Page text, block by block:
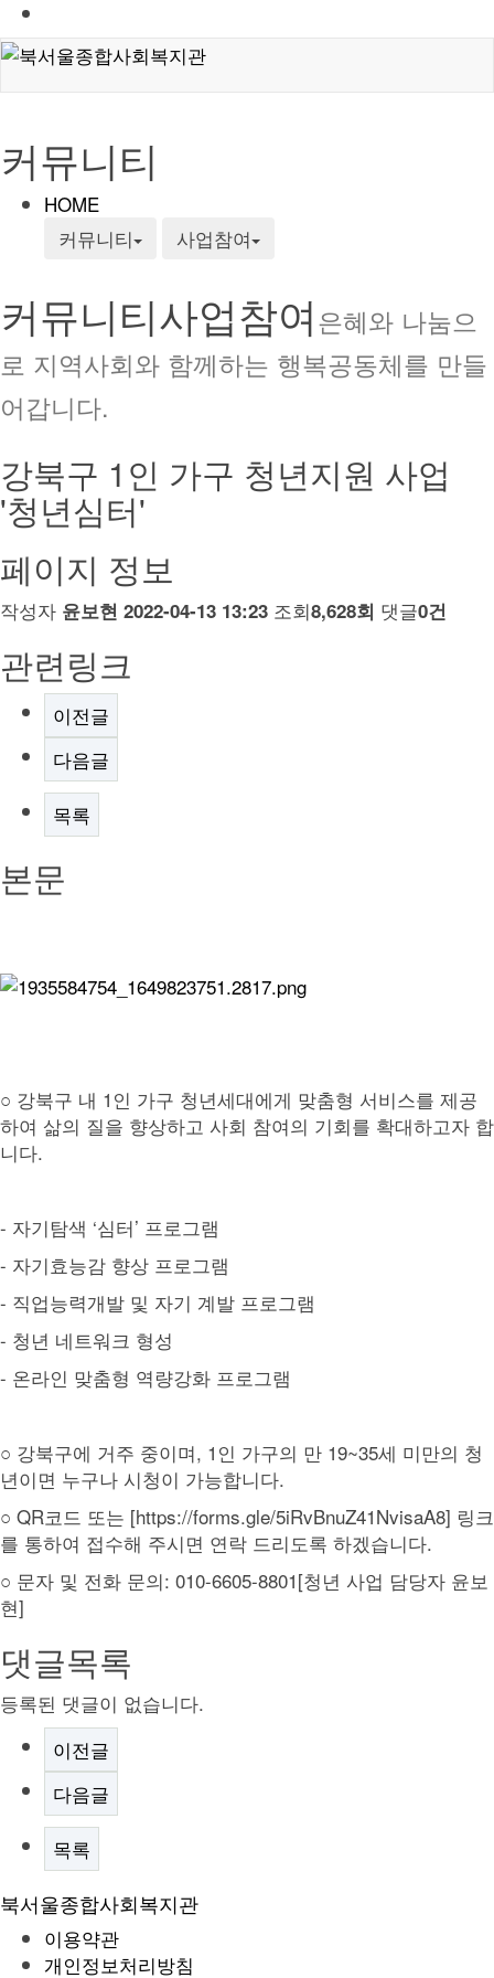
커뮤니티
HOME
커뮤니티
사업참여
커뮤니티사업참여은혜와 나눔으
로 지역사회와 함께하는 행복공동체를 만들
어갑니다.
강북구 1인 가구 청년지원 사업
'청년심터'
페이지 정보
작성자 윤보현 2022-04-13 13:23 조회8,628회 댓글0건
관련링크
이전글
다음글
목록
본문
○ 강북구 내 1인 가구 청년세대에게 맞춤형 서비스를 제공
하여 삶의 질을 향상하고 사회 참여의 기회를 확대하고자 합
니다.
- 자기탐색 ‘심터’ 프로그램
- 자기효능감 향상 프로그램
- 직업능력개발 및 자기 계발 프로그램
- 청년 네트워크 형성
- 온라인 맞춤형 역량강화 프로그램
○ 강북구에 거주 중이며, 1인 가구의 만 19~35세 미만의 청
년이면 누구나 시청이 가능합니다.
○ QR코드 또는 [https://forms.gle/5iRvBnuZ41NvisaA8] 링크
를 통하여 접수해 주시면 연락 드리도록 하겠습니다.
○ 문자 및 전화 문의: 010-6605-8801[청년 사업 담당자 윤보
현]
댓글목록
등록된 댓글이 없습니다.
이전글
다음글
목록
북서울종합사회복지관
이용약관
개인정보처리방침